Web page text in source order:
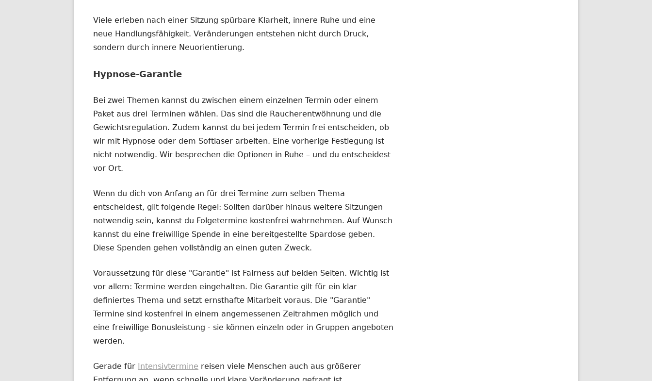
Viele erleben nach einer Sitzung spürbare Klarheit, innere Ruhe und eine
neue Handlungsfähigkeit. Veränderungen entstehen nicht durch Druck,
sondern durch innere Neuorientierung.
Hypnose-Garantie
Bei zwei Themen kannst du zwischen einem einzelnen Termin oder einem
Paket aus drei Terminen wählen. Das sind die Raucherentwöhnung und die
Gewichtsregulation. Zudem kannst du bei jedem Termin frei entscheiden, ob
wir mit Hypnose oder dem Softlaser arbeiten. Eine vorherige Festlegung ist
nicht notwendig. Wir besprechen die Optionen in Ruhe – und du entscheidest
vor Ort.
Wenn du dich von Anfang an für drei Termine zum selben Thema
entscheidest, gilt folgende Regel: Sollten darüber hinaus weitere Sitzungen
notwendig sein, kannst du Folgetermine kostenfrei wahrnehmen. Auf Wunsch
kannst du eine freiwillige Spende in eine bereitgestellte Spardose geben.
Diese Spenden gehen vollständig an einen guten Zweck.
Voraussetzung für diese "Garantie" ist Fairness auf beiden Seiten. Wichtig ist
vor allem: Termine werden eingehalten. Die Garantie gilt für ein klar
definiertes Thema und setzt ernsthafte Mitarbeit voraus. Die "Garantie"
Termine sind kostenfrei in einem angemessenen Zeitrahmen möglich und
eine freiwillige Bonusleistung - sie können einzeln oder in Gruppen angeboten
werden.
Gerade für Intensivtermine reisen viele Menschen auch aus größerer